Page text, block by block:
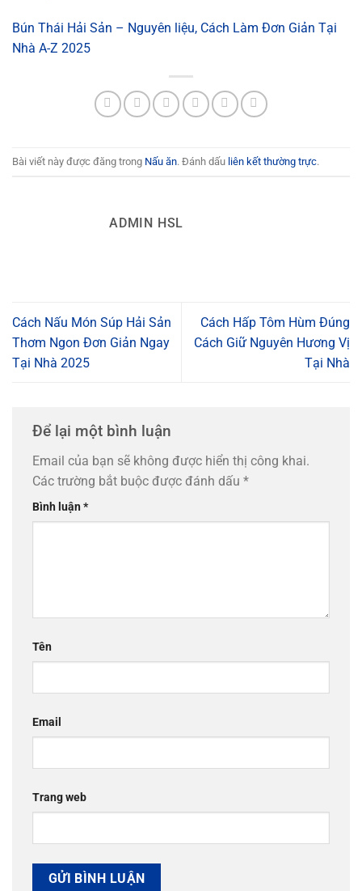
Bún Thái Hải Sản – Nguyên liệu, Cách Làm Đơn Giản Tại
Nhà A-Z 2025
Bài viết này được đăng trong Nấu ăn. Đánh dấu liên kết thường trực.
ADMIN HSL
Cách Nấu Món Súp Hải Sản
Thơm Ngon Đơn Giản Ngay
Tại Nhà 2025
Cách Hấp Tôm Hùm Đúng
Cách Giữ Nguyên Hương Vị
Tại Nhà
Để lại một bình luận
Email của bạn sẽ không được hiển thị công khai.
Các trường bắt buộc được đánh dấu *
Bình luận*
Tên
Email
Trang web